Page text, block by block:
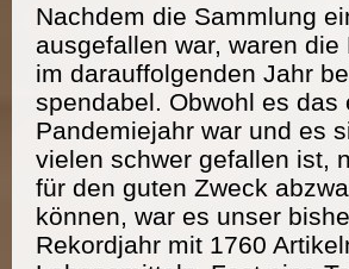
Nachdem die Sammlung
ausgefallen war, waren die
im darauffolgenden Jahr
spendabel. Obwohl es das
Pandemiejahr war und es
vielen schwer gefallen ist,
für den guten Zweck
können, war es unser
Rekordjahr mit 1760